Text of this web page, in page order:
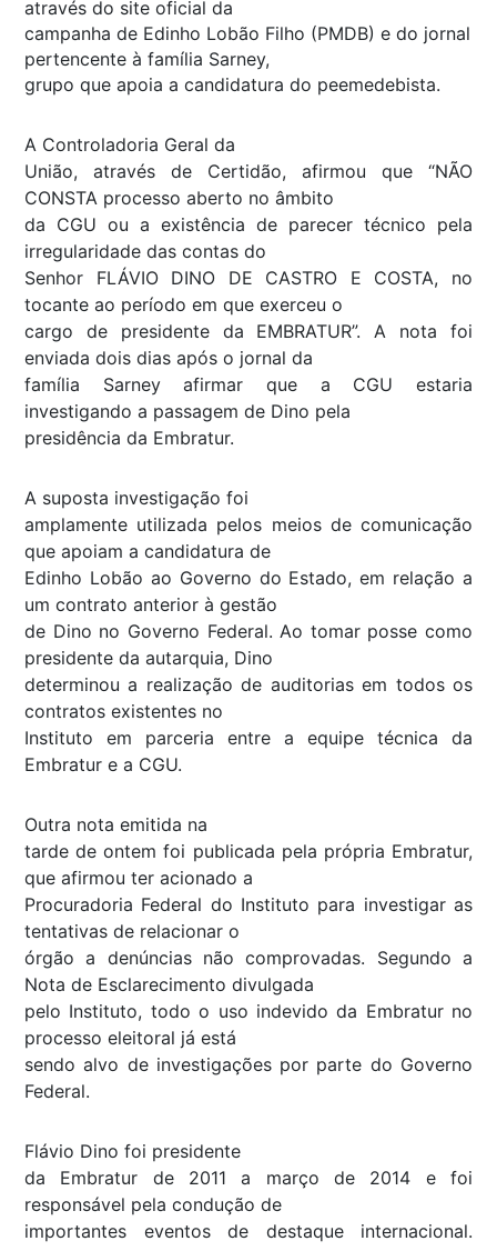
através do site oficial da
campanha de Edinho Lobão Filho (PMDB) e do jornal
pertencente à família Sarney,
grupo que apoia a candidatura do peemedebista.
A Controladoria Geral da
União, através de Certidão, afirmou que “NÃO
CONSTA processo aberto no âmbito
da CGU ou a existência de parecer técnico pela
irregularidade das contas do
Senhor FLÁVIO DINO DE CASTRO E COSTA, no
tocante ao período em que exerceu o
cargo de presidente da EMBRATUR”. A nota foi
enviada dois dias após o jornal da
família Sarney afirmar que a CGU estaria
investigando a passagem de Dino pela
presidência da Embratur.
A suposta investigação foi
amplamente utilizada pelos meios de comunicação
que apoiam a candidatura de
Edinho Lobão ao Governo do Estado, em relação a
um contrato anterior à gestão
de Dino no Governo Federal. Ao tomar posse como
presidente da autarquia, Dino
determinou a realização de auditorias em todos os
contratos existentes no
Instituto em parceria entre a equipe técnica da
Embratur e a CGU.
Outra nota emitida na
tarde de ontem foi publicada pela própria Embratur,
que afirmou ter acionado a
Procuradoria Federal do Instituto para investigar as
tentativas de relacionar o
órgão a denúncias não comprovadas. Segundo a
Nota de Esclarecimento divulgada
pelo Instituto, todo o uso indevido da Embratur no
processo eleitoral já está
sendo alvo de investigações por parte do Governo
Federal.
Flávio Dino foi presidente
da Embratur de 2011 a março de 2014 e foi
responsável pela condução de
importantes eventos de destaque internacional.